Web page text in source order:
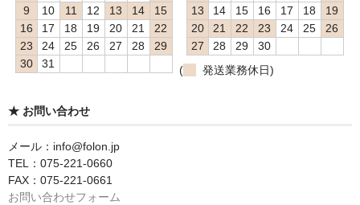
9
10 11 12 13 14
15
16
17 18 19 20 21
22
23
24 25 26 27 28
29
30
31
13
14 15 16 17 18
19
20
21 22 23 24 25
26
27
28 29
30
(
発送業務休日)
★ お問い合わせ
メール：info@folon.jp
TEL：075-221-0660
FAX：075-221-0661
お問い合わせフォーム